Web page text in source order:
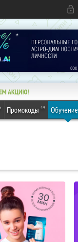
АКЦИЮ!
Промокоды 49 Обучение